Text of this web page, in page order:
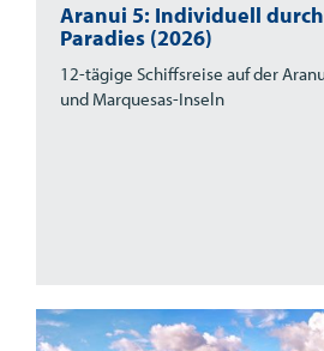
Aranui 5: Individuell
Paradies (2026)
12-tägige Schiffsreise auf der
und Marquesas-Inseln